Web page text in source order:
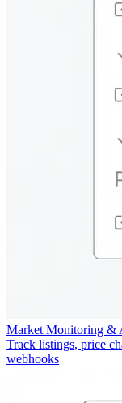
Market Monitoring &
Track listings, price
webhooks